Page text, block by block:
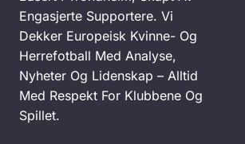
Engasjerte Supportere. Vi
Dekker Europeisk Kvinne- Og
Herrefotball Med Analyse,
Nyheter Og Lidenskap – Alltid
Med Respekt For Klubbene Og
Spillet.